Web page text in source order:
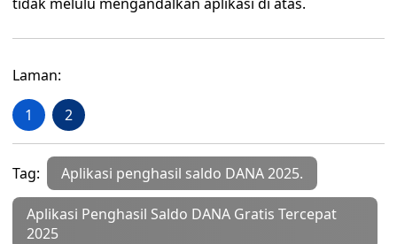
Laman:
1 2
Tag: Aplikasi penghasil saldo DANA 2025.
Aplikasi Penghasil Saldo DANA Gratis Tercepat
2025